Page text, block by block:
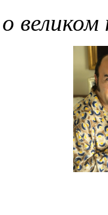
великом